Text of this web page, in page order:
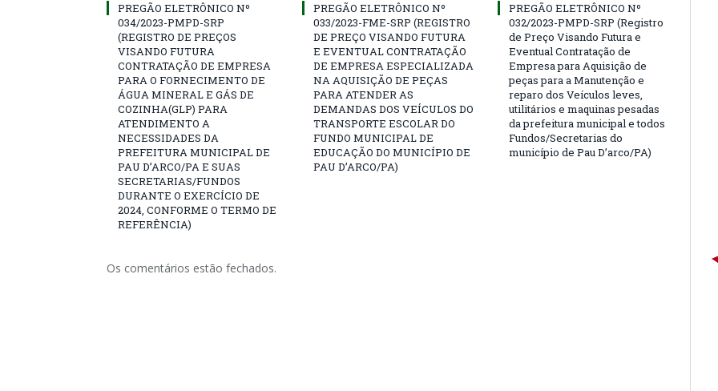
PREGÃO ELETRÔNICO Nº
034/2023-PMPD-SRP
(REGISTRO DE PREÇOS
VISANDO FUTURA
CONTRATAÇÃO DE EMPRESA
PARA O FORNECIMENTO DE
ÁGUA MINERAL E GÁS DE
COZINHA(GLP) PARA
ATENDIMENTO A
NECESSIDADES DA
PREFEITURA MUNICIPAL DE
PAU D’ARCO/PA E SUAS
SECRETARIAS/FUNDOS
DURANTE O EXERCÍCIO DE
2024, CONFORME O TERMO DE
REFERÊNCIA)
PREGÃO ELETRÔNICO Nº
033/2023-FME-SRP (REGISTRO
DE PREÇO VISANDO FUTURA
E EVENTUAL CONTRATAÇÃO
DE EMPRESA ESPECIALIZADA
NA AQUISIÇÃO DE PEÇAS
PARA ATENDER AS
DEMANDAS DOS VEÍCULOS DO
TRANSPORTE ESCOLAR DO
FUNDO MUNICIPAL DE
EDUCAÇÃO DO MUNICÍPIO DE
PAU D’ARCO/PA)
PREGÃO ELETRÔNICO Nº
032/2023-PMPD-SRP (Registro
de Preço Visando Futura e
Eventual Contratação de
Empresa para Aquisição de
peças para a Manutenção e
reparo dos Veículos leves,
utilitários e maquinas pesadas
da prefeitura municipal e todos
Fundos/Secretarias do
município de Pau D’arco/PA)
Os comentários estão fechados.